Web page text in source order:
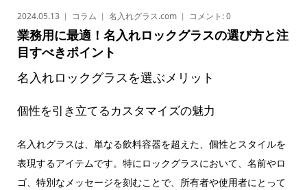
2024.05.13 コラム 名入れグラス.com コメント:0
業務用に最適！名入れロックグラスの選び方と注
目すべきポイント
名入れロックグラスを選ぶメリット
個性を引き立てるカスタマイズの魅力
名入れグラスは、単なる飲料容器を超えた、個性とスタイルを
表現するアイテムです。特にロックグラスにおいて、名前やロ
ゴ、特別なメッセージを刻むことで、所有者や使用者にとって